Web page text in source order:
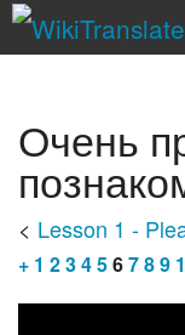
Очень
< Lesson 1 -
+ 1 23456789